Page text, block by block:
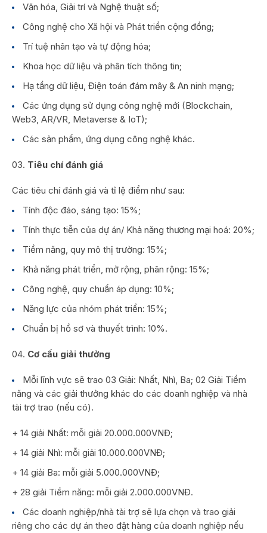
Văn hóa, Giải trí và Nghệ thuật số;
Công nghệ cho Xã hội và Phát triển cộng đồng;
Trí tuệ nhân tạo và tự động hóa;
Khoa học dữ liệu và phân tích thông tin;
Hạ tầng dữ liệu, Điện toán đám mây & An ninh mạng;
Các ứng dụng sử dụng công nghệ mới (Blockchain,
Web3, AR/VR, Metaverse & IoT);
Các sản phẩm, ứng dụng công nghệ khác.
Tiêu chí đánh giá
Các tiêu chí đánh giá và tỉ lệ điểm như sau:
Tính độc đáo, sáng tạo: 15%;
Tính thực tiễn của dự án/ Khả năng thương mại hoá: 20%;
Tiềm năng, quy mô thị trường: 15%;
Khả năng phát triển, mở rộng, phân rộng: 15%;
Công nghệ, quy chuẩn áp dụng: 10%;
Năng lực của nhóm phát triển: 15%;
Chuẩn bị hồ sơ và thuyết trình: 10%.
Cơ cấu giải thưởng
Mỗi lĩnh vực sẽ trao 03 Giải: Nhất, Nhì, Ba; 02 Giải Tiềm
năng và các giải thưởng khác do các doanh nghiệp và nhà
tài trợ trao (nếu có).
+ 14 giải Nhất: mỗi giải 20.000.000VNĐ;
+ 14 giải Nhì: mỗi giải 10.000.000VNĐ;
+ 14 giải Ba: mỗi giải 5.000.000VNĐ;
+ 28 giải Tiềm năng: mỗi giải 2.000.000VNĐ.
Các doanh nghiệp/nhà tài trợ sẽ lựa chọn và trao giải
riêng cho các dự án theo đặt hàng của doanh nghiệp nếu